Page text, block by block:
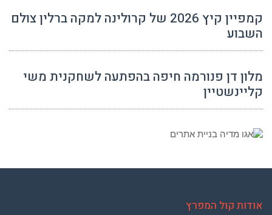
קמפיין קיץ 2026 של קרולינה למקה ברלין צולם
השבוע
מלון דן פנורמה חיפה בהפתעה לשחקנית משי
קליינשטיין
אודות קול המפרץ